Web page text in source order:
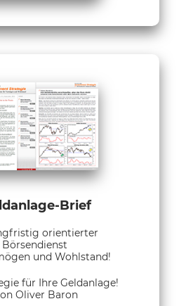
Brief
orientierter
Börsendienst
und Wohlstand!
für Ihre Geldanlage!
Oliver Baron